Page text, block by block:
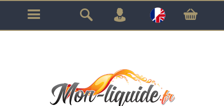
GARANTIE À VIE SUR TOUT LE MATÉRIEL
!!!